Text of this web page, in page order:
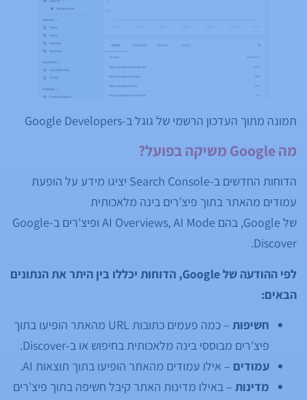
תמונה מתוך העדכון הרשמי של גוגל ב-Google Developers
מה Google משיקה בפועל?
הדוחות החדשים ב-Search Console יציגו מידע על הופעת
עמודים מהאתר בתוך פיצ'רים בינה מלאכותית
של Google, בהם AI Overviews, AI Mode ופיצ'רים ב-Google
Discover.
לפי ההודעה של Google, הדוחות יכללו בין היתר את הנתונים
הבאים:
חשיפות
– כמה פעמים כתובות URL מהאתר הופיעו בתוך
פיצ'רים מבוססי בינה מלאכותית בחיפוש או ב-Discover.
עמודים – אילו עמודים מהאתר הופיעו בתוך תוצאות AI.
מדינות – באילו מדינות האתר קיבל חשיפה בתוך פיצ'רים